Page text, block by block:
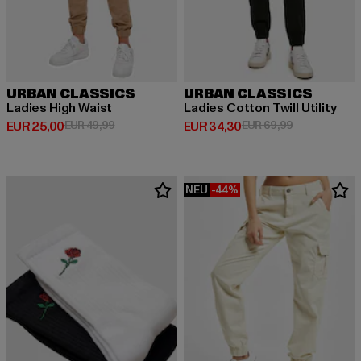
URBAN CLASSICS
Ladies High Waist
EUR 25,00
Derzeitiger Preis: EUR 25,00
EUR 49,99Aktionspreis: EUR 49,99
URBAN CLASSICS
Ladies Cotton Twill Utility
EUR 34,30
Derzeitiger Preis: EUR 34,30
EUR 69,99Aktionspreis:
NEU -44%